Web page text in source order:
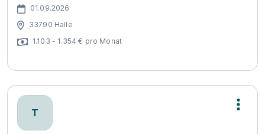
01.09.2026
33790 Halle
1.103 - 1.354 € pro Monat
T